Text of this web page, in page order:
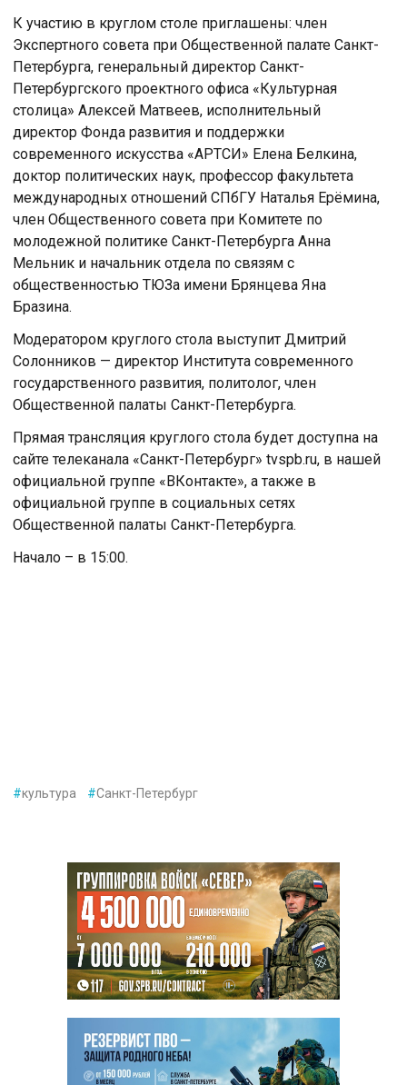
К участию в круглом столе приглашены: член
Экспертного совета при Общественной палате Санкт-
Петербурга, генеральный директор Санкт-
Петербургского проектного офиса «Культурная
столица» Алексей Матвеев, исполнительный
директор Фонда развития и поддержки
современного искусства «АРТСИ» Елена Белкина,
доктор политических наук, профессор факультета
международных отношений СПбГУ Наталья Ерёмина,
член Общественного совета при Комитете по
молодежной политике Санкт-Петербурга Анна
Мельник и начальник отдела по связям с
общественностью ТЮЗа имени Брянцева Яна
Бразина.
Модератором круглого стола выступит Дмитрий
Солонников — директор Института современного
государственного развития, политолог, член
Общественной палаты Санкт-Петербурга.
Прямая трансляция круглого стола будет доступна на
сайте телеканала «Санкт-Петербург» tvspb.ru, в нашей
официальной группе «ВКонтакте», а также в
официальной группе в социальных сетях
Общественной палаты Санкт-Петербурга.
Начало – в 15:00.
#культура #Санкт-Петербург